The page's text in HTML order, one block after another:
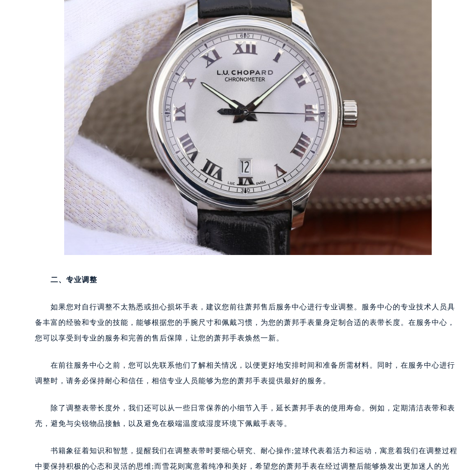
二、专业调整
如果您对自行调整不太熟悉或担心损坏手表，建议您前往萧邦售后服务中心进行专业调整。服务中心的专业技术人员具
备丰富的经验和专业的技能，能够根据您的手腕尺寸和佩戴习惯，为您的萧邦手表量身定制合适的表带长度。在服务中心，
您可以享受到专业的服务和完善的售后保障，让您的萧邦手表焕然一新。
在前往服务中心之前，您可以先联系他们了解相关情况，以便更好地安排时间和准备所需材料。同时，在服务中心进行
调整时，请务必保持耐心和信任，相信专业人员能够为您的萧邦手表提供最好的服务。
除了调整表带长度外，我们还可以从一些日常保养的小细节入手，延长萧邦手表的使用寿命。例如，定期清洁表带和表
壳，避免与尖锐物品接触，以及避免在极端温度或湿度环境下佩戴手表等。
书籍象征着知识和智慧，提醒我们在调整表带时要细心研究、耐心操作;篮球代表着活力和运动，寓意着我们在调整过程
中要保持积极的心态和灵活的思维;而雪花则寓意着纯净和美好，希望您的萧邦手表在经过调整后能够焕发出更加迷人的光